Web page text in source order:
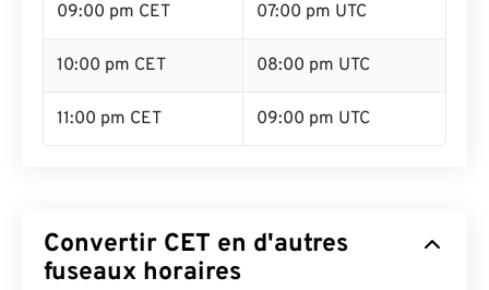
09:00 pm CET 07:00 pm UTC
10:00 pm CET 08:00 pm UTC
11:00 pm CET 09:00 pm UTC
Convertir CET en d'autres
fuseaux horaires